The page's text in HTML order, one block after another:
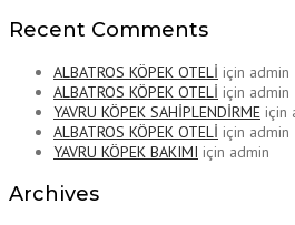
Recent Comments
ALBATROS KÖPEK OTELİ için admin
ALBATROS KÖPEK OTELİ için admin
YAVRU KÖPEK SAHİPLENDİRME için
ALBATROS KÖPEK OTELİ için admin
YAVRU KÖPEK BAKIMI için admin
Archives